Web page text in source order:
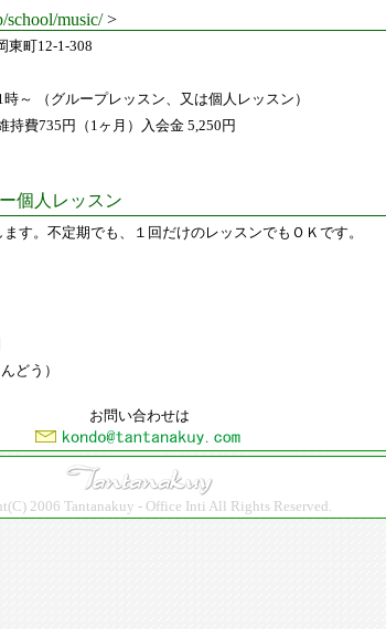
music/>
東町12-1-308
～ （グループレッスン、又は個人レッスン）
持費735円（1ヶ月）入会金 5,250円
個人レッスン
す。不定期でも、１回だけのレッスンでもＯＫです。
どう）
お問い合わせは
2006 Tantanakuy - Office Inti All Rights Reserved.